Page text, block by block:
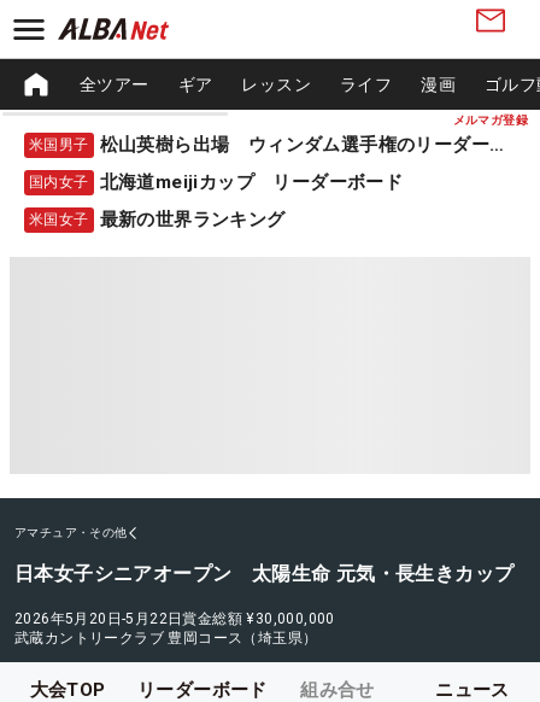
メルマガ登録
全ツアー ギア レッスン ライフ 漫画 ゴル
米国男子 松山英樹ら出場 ウィンダム選手権のリーダーボード
国内女子 北海道meijiカップ リーダーボード
米国女子 最新の世界ランキング
アマチュア・その他
日本女子シニアオープン 太陽生命 元気・長生きカップ
2026年5月20日-5月22日賞金総額 ¥30,000,000
武蔵カントリークラブ 豊岡コース（埼玉県）
大会TOP リーダーボード 組み合せ ニュース